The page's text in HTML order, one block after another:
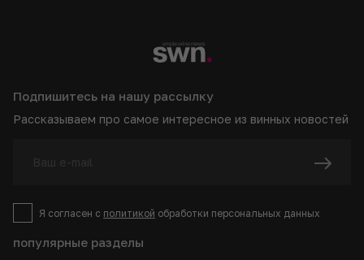
популярные разделы
Подпишитесь на нашу рассылку
Рассказываем про самое интересное из винных новостей
Я согласен с политикой обработки персональных данных